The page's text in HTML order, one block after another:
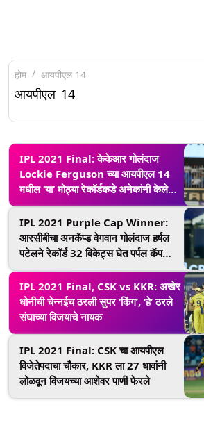
होम आयपीएल 14
आयपीएल 14
IPL 2021 Final: केकेआर गोलंदाज
Lockie Ferguson च्या आयपीएल 14
मधील ‘या’ मोठ्या रेकॉर्डकडे अनेकांनी केले
दुर्लक्ष
IPL 2021 Purple Cap Winner:
आरसीबीचा अनकॅप्ड वेगवान गोलंदाज हर्षल
पटेलने रेकॉर्ड 32 विकेट्स घेत पर्पल कॅप
केली काबीज
IPL 2021 Final, CSK vs KKR: अखेर
धोनीची चेन्नईच ठरली सुपर ‘किंग’, ‘हे’ ठरले
संघाच्या विजयाचे नायक
IPL 2021 Final: CSK चा आयपीएल
विजेतेपदाचा चौकार, KKR ला 27 धावांनी
लोळवून विजयच्या आशेवर पाणी फेरले